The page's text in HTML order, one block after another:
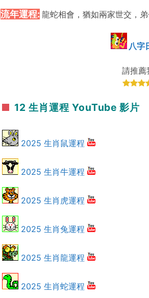
流年運程: 龍蛇相會，猶如兩家世交，
八字
請推
12 生肖運程 YouTube 影片
2025 生肖鼠運程
2025 生肖牛運程
2025 生肖虎運程
2025 生肖兔運程
2025 生肖龍運程
2025 生肖蛇運程